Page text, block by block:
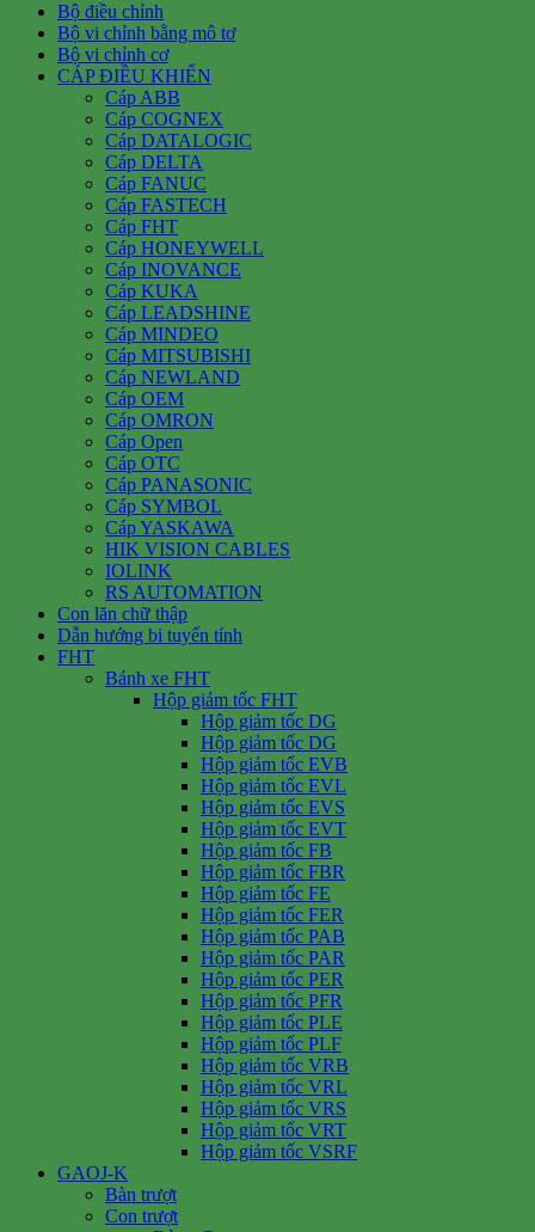
Bộ điều chỉnh
Bộ vi chỉnh bằng mô tơ
Bộ vi chỉnh cơ
CÁP ĐIỀU KHIỂN
Cáp ABB
Cáp COGNEX
Cáp DATALOGIC
Cáp DELTA
Cáp FANUC
Cáp FASTECH
Cáp FHT
Cáp HONEYWELL
Cáp INOVANCE
Cáp KUKA
Cáp LEADSHINE
Cáp MINDEO
Cáp MITSUBISHI
Cáp NEWLAND
Cáp OEM
Cáp OMRON
Cáp Open
Cáp OTC
Cáp PANASONIC
Cáp SYMBOL
Cáp YASKAWA
HIK VISION CABLES
IOLINK
RS AUTOMATION
Con lăn chữ thập
Dẫn hướng bi tuyến tính
FHT
Bánh xe FHT
Hộp giảm tốc FHT
Hộp giảm tốc DG
Hộp giảm tốc DG
Hộp giảm tốc EVB
Hộp giảm tốc EVL
Hộp giảm tốc EVS
Hộp giảm tốc EVT
Hộp giảm tốc FB
Hộp giảm tốc FBR
Hộp giảm tốc FE
Hộp giảm tốc FER
Hộp giảm tốc PAB
Hộp giảm tốc PAR
Hộp giảm tốc PER
Hộp giảm tốc PFR
Hộp giảm tốc PLE
Hộp giảm tốc PLF
Hộp giảm tốc VRB
Hộp giảm tốc VRL
Hộp giảm tốc VRS
Hộp giảm tốc VRT
Hộp giảm tốc VSRF
GAOJ-K
Bàn trượt
Con trượt